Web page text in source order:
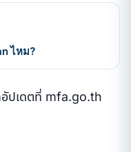
ไหม?
อัปเดตที่ mfa.go.th